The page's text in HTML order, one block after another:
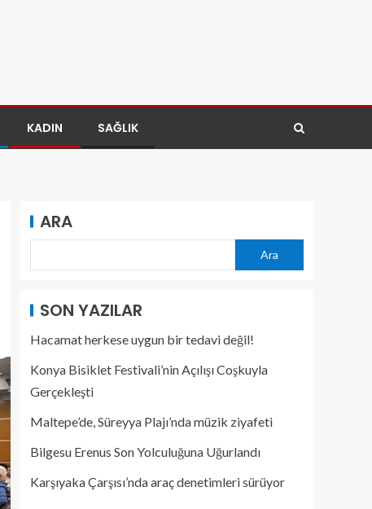
KADIN SAĞLIK
ARA
Ara
SON YAZILAR
Hacamat herkese uygun bir tedavi değil!
Konya Bisiklet Festivali’nin Açılışı Coşkuyla
Gerçekleşti
Maltepe’de, Süreyya Plajı’nda müzik ziyafeti
Bilgesu Erenus Son Yolculuğuna Uğurlandı
Karşıyaka Çarşısı’nda araç denetimleri sürüyor